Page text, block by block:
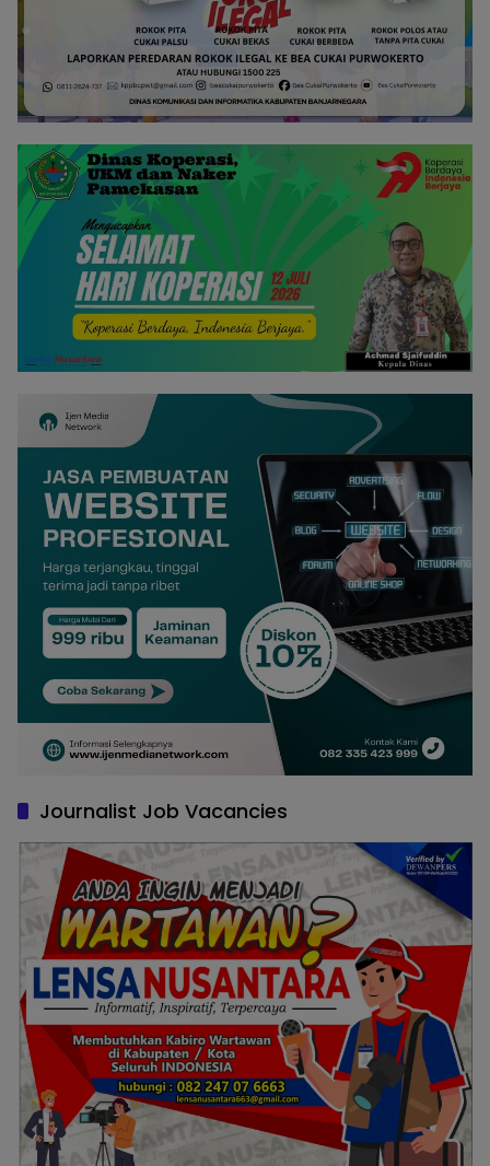
Journalist Job Vacancies